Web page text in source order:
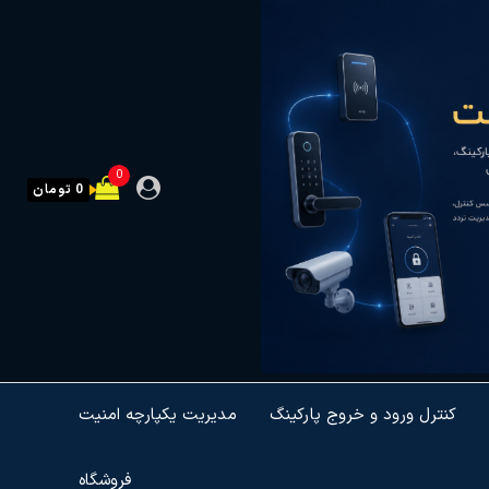
0
0 تومان
مدیریت یکپارچه امنیت کنترل ورود و خروج پارکینگ
فروشگاه